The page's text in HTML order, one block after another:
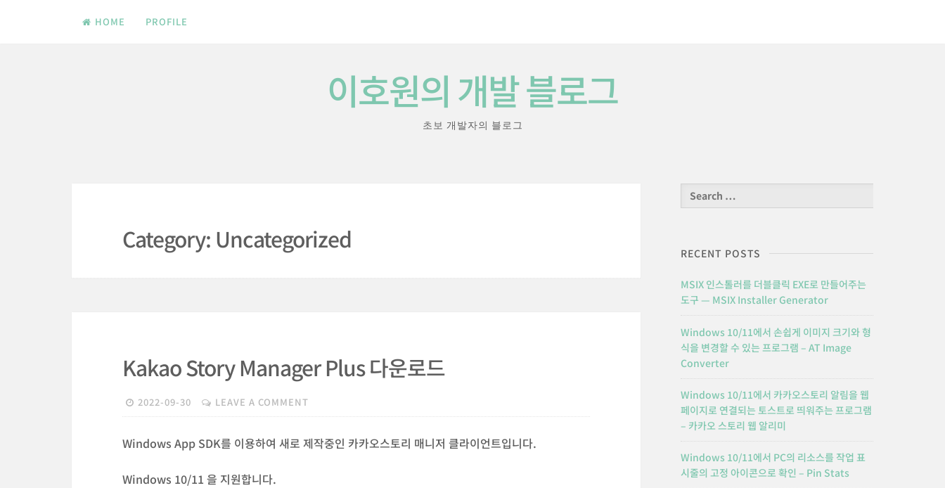
HOME PROFILE
이호원의 개발 블로그
초보 개발자의 블로그
Category: Uncategorized
Kakao Story Manager Plus 다운로드
2022-09-30 LEAVE A COMMENT
Windows App SDK를 이용하여 새로 제작중인 카카오스토리 매니저 클라이언트입니다.
Windows 10/11 을 지원합니다.
Search
for:
RECENT POSTS
MSIX 인스톨러를 더블클릭 EXE로 만들어주는
도구 — MSIX Installer Generator
Windows 10/11에서 손쉽게 이미지 크기와 형
식을 변경할 수 있는 프로그램 – AT Image
Converter
Windows 10/11에서 카카오스토리 알림을 웹
페이지로 연결되는 토스트로 띄워주는 프로그램
– 카카오 스토리 웹 알리미
Windows 10/11에서 PC의 리소스를 작업 표
시줄의 고정 아이콘으로 확인 – Pin Stats